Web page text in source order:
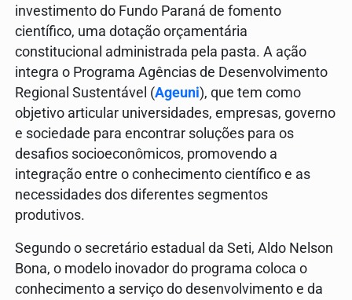
investimento do Fundo Paraná de fomento
científico, uma dotação orçamentária
constitucional administrada pela pasta. A ação
integra o Programa Agências de Desenvolvimento
Regional Sustentável (Ageuni), que tem como
objetivo articular universidades, empresas, governo
e sociedade para encontrar soluções para os
desafios socioeconômicos, promovendo a
integração entre o conhecimento científico e as
necessidades dos diferentes segmentos
produtivos.
Segundo o secretário estadual da Seti, Aldo Nelson
Bona, o modelo inovador do programa coloca o
conhecimento a serviço do desenvolvimento e da